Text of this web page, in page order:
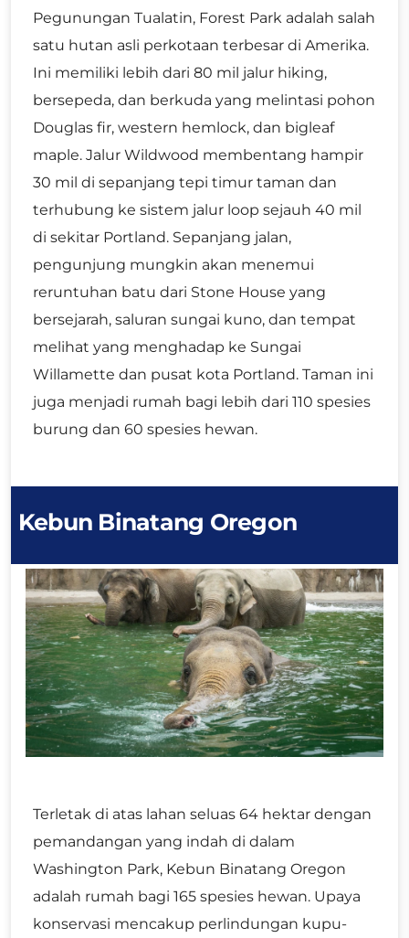
Pegunungan Tualatin, Forest Park adalah salah
satu hutan asli perkotaan terbesar di Amerika.
Ini memiliki lebih dari 80 mil jalur hiking,
bersepeda, dan berkuda yang melintasi pohon
Douglas fir, western hemlock, dan bigleaf
maple. Jalur Wildwood membentang hampir
30 mil di sepanjang tepi timur taman dan
terhubung ke sistem jalur loop sejauh 40 mil
di sekitar Portland. Sepanjang jalan,
pengunjung mungkin akan menemui
reruntuhan batu dari Stone House yang
bersejarah, saluran sungai kuno, dan tempat
melihat yang menghadap ke Sungai
Willamette dan pusat kota Portland. Taman ini
juga menjadi rumah bagi lebih dari 110 spesies
burung dan 60 spesies hewan.
Kebun Binatang Oregon
Terletak di atas lahan seluas 64 hektar dengan
pemandangan yang indah di dalam
Washington Park, Kebun Binatang Oregon
adalah rumah bagi 165 spesies hewan. Upaya
konservasi mencakup perlindungan kupu-